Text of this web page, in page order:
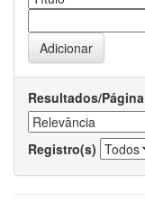
Resultados/Página
Registro(s)